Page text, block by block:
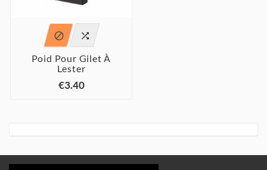
 
Poid Pour Gilet À
Lester
€3.40